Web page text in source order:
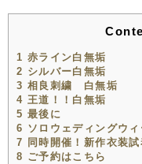
1 赤ライン白無垢
2 シルバー白無垢
3 相良刺繍 白無垢
4 王道！！白無垢
5 最後に
6 ソロウェディングウ
7 同時開催！新作衣装試
8 ご予約はこちら